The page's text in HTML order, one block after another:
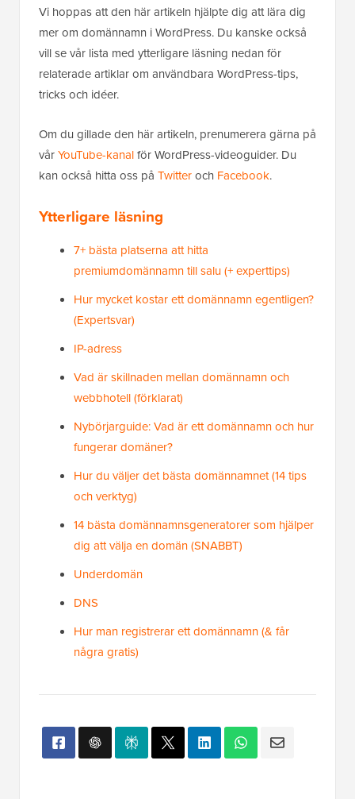
Vi hoppas att den här artikeln hjälpte dig att lära dig
mer om domännamn i WordPress. Du kanske också
vill se vår lista med ytterligare läsning nedan för
relaterade artiklar om användbara WordPress-tips,
tricks och idéer.
Om du gillade den här artikeln, prenumerera gärna på
vårYouTube-kanalför WordPress-videoguider. Du
kan också hitta oss på Twitteroch Facebook.
Ytterligare läsning
7+ bästa platserna att hitta
premiumdomännamn till salu (+ experttips)
Hur mycket kostar ett domännamn egentligen?
(Expertsvar)
IP-adress
Vad är skillnaden mellan domännamn och
webbhotell (förklarat)
Nybörjarguide: Vad är ett domännamn och hur
fungerar domäner?
Hur du väljer det bästa domännamnet (14 tips
och verktyg)
14 bästa domännamnsgeneratorer som hjälper
dig att välja en domän (SNABBT)
Underdomän
DNS
Hur man registrerar ett domännamn (& får
några gratis)